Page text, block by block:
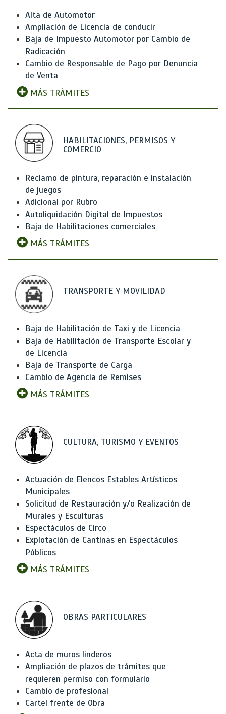
Alta de Automotor
Ampliación de Licencia de conducir
Baja de Impuesto Automotor por Cambio de
Radicación
Cambio de Responsable de Pago por Denuncia
de Venta
MÁS TRÁMITES
HABILITACIONES, PERMISOS Y
COMERCIO
Reclamo de pintura, reparación e instalación
de juegos
Adicional por Rubro
Autoliquidación Digital de Impuestos
Baja de Habilitaciones comerciales
MÁS TRÁMITES
TRANSPORTE Y MOVILIDAD
Baja de Habilitación de Taxi y de Licencia
Baja de Habilitación de Transporte Escolar y
de Licencia
Baja de Transporte de Carga
Cambio de Agencia de Remises
MÁS TRÁMITES
CULTURA, TURISMO Y EVENTOS
Actuación de Elencos Estables Artísticos
Municipales
Solicitud de Restauración y/o Realización de
Murales y Esculturas
Espectáculos de Circo
Explotación de Cantinas en Espectáculos
Públicos
MÁS TRÁMITES
OBRAS PARTICULARES
Acta de muros linderos
Ampliación de plazos de trámites que
requieren permiso con formulario
Cambio de profesional
Cartel frente de Obra